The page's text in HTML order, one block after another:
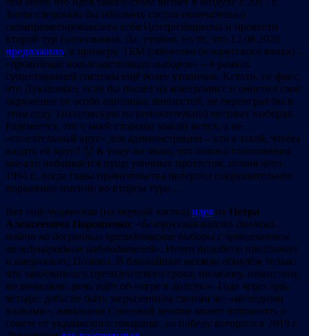
Затем следовало бы обновить состав окончательно
скомпрометировавшего себя Центризбиркома и провести
второй тур голосования. Да, утопия, но то, что 12.08.2020
предложило, к примеру, ТБМ (общество белорусского языка) –
«проведение новых настоящих выборов» – в рамках
существующей системы ещё более утопично. Кстати, не факт,
что Лукашенко, если бы пошёл на компромисс и очистил своё
окружение от особо одиозных личностей, не переиграл бы в
этом году Тихановскую на (относительно) честных выборах.
Разумеется, это с моей стороны мысли вслух, a не
«спасательный круг» для администрации – кто я такой, чтобы
кидать ей круг? 🙂 К тому же знаю, что нового голосования
кое-кто побаивается пуще уличных протестов, помня лето
1994 г., когда глава правительства потерпел сокрушительное
поражение именно во втором туре…
Вот ещё чудаческая (на первый взгляд) идея от Петра
Алексеевича Порошенко: «Белорусская власть должна…
пойти на досрочные президентские выборы с привлечением
международных наблюдателей». Нечто подобное предложил
и американец Помпео. В ближайшие месяцы обнулёж только
что завоёванного президентского срока, по-моему, немыслим,
но возможно, речь идёт об «игре в долгую». Года через три-
четыре, дабы не быть загрызенным своими же «молодыми
волками», начальник Синеокой вполне может вспомнить о
совете от украинского товарища, на победу которого в 2019 г.